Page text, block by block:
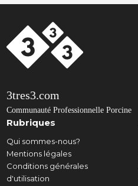
3tres3.com
Communauté Professionnelle Porcine
Rubriques
Qui sommes-nous?
Mentions légales
Conditions générales
d'utilisation